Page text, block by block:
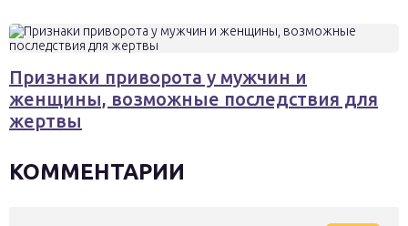
Признаки приворота у мужчин и
женщины, возможные последствия для
жертвы
КОММЕНТАРИИ